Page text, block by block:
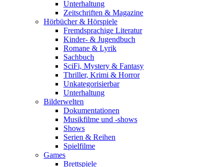
Unterhaltung
Zeitschriften & Magazine
Hörbücher & Hörspiele
Fremdsprachige Literatur
Kinder- & Jugendbuch
Romane & Lyrik
Sachbuch
SciFi, Mystery & Fantasy
Thriller, Krimi & Horror
Unkategorisierbar
Unterhaltung
Bilderwelten
Dokumentationen
Musikfilme und -shows
Shows
Serien & Reihen
Spielfilme
Games
Brettspiele